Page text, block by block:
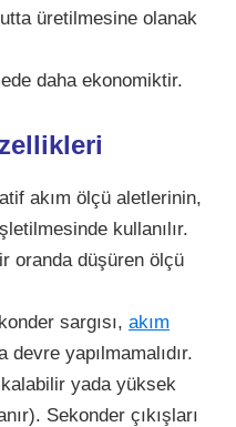
üretilmesine olanak
daha ekonomiktir.
akım ölçü aletlerinin,
kullanılır.
oranda düşüren ölçü
sargısı, akım
devre yapılmamalıdır.
yada yüksek
Sekonder çıkışları